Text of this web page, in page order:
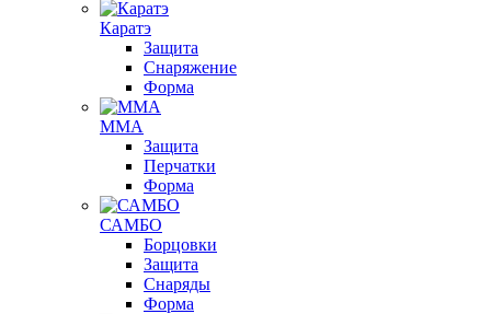
Каратэ
Защита
Снаряжение
Форма
ММА
Защита
Перчатки
Форма
САМБО
Борцовки
Защита
Снаряды
Форма